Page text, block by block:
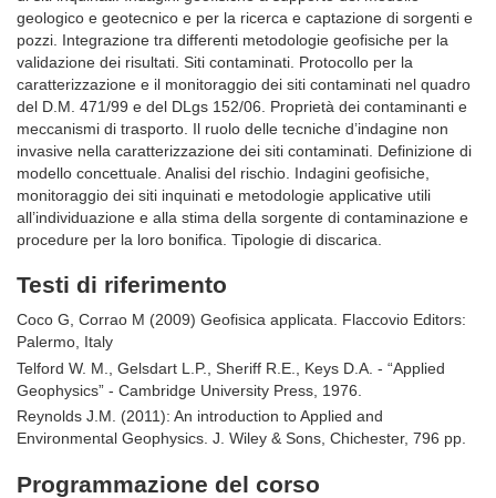
geologico e geotecnico e per la ricerca e captazione di sorgenti e
pozzi. Integrazione tra differenti metodologie geofisiche per la
validazione dei risultati. Siti contaminati. Protocollo per la
caratterizzazione e il monitoraggio dei siti contaminati nel quadro
del D.M. 471/99 e del DLgs 152/06. Proprietà dei contaminanti e
meccanismi di trasporto. Il ruolo delle tecniche d’indagine non
invasive nella caratterizzazione dei siti contaminati. Definizione di
modello concettuale. Analisi del rischio. Indagini geofisiche,
monitoraggio dei siti inquinati e metodologie applicative utili
all’individuazione e alla stima della sorgente di contaminazione e
procedure per la loro bonifica. Tipologie di discarica.
Testi di riferimento
Coco G, Corrao M (2009) Geofisica applicata. Flaccovio Editors:
Palermo, Italy
Telford W. M., Gelsdart L.P., Sheriff R.E., Keys D.A. - “Applied
Geophysics” - Cambridge University Press, 1976.
Reynolds J.M. (2011): An introduction to Applied and
Environmental Geophysics. J. Wiley & Sons, Chichester, 796 pp.
Programmazione del corso